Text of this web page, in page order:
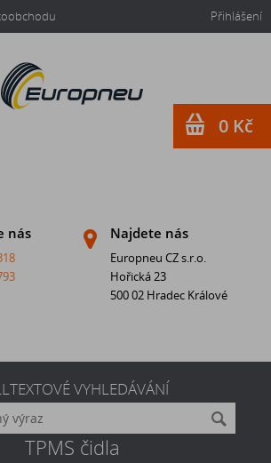
Přihlášení
nás Najdete nás
Europneu CZ s.r.o.
Hořická 23
500 02 Hradec Králové
0 Kč
VYHLEDÁVÁNÍ
TPMS čidla